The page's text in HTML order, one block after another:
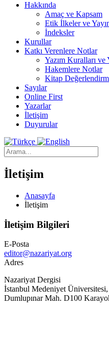
Hakkında
Amaç ve Kapsam
Etik İlkeler ve
İndeksler
Kurullar
Katkı Verenlere Notlar
Yazım Kuralları ve
Hakemlere Notlar
Kitap
Sayılar
Online First
Yazarlar
İletişim
Duyurular
İletişim
Anasayfa
İletişim
İletişim Bilgileri
E-Posta
editor@nazariyat.org
Adres
Nazariyat Dergisi
İstanbul Medeniyet
Dumlupınar Mah. D100